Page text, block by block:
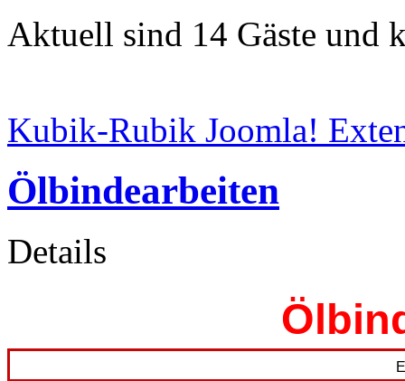
Aktuell sind 14 Gäste und
Kubik-Rubik Joomla!
Ölbindearbeiten
Details